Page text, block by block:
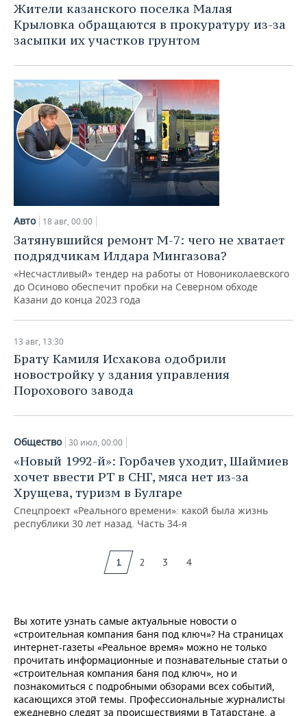
Жители казанского поселка Малая
Крыловка обращаются в прокуратуру из-за
засыпки их участков грунтом
Авто 18 авг, 00:00
Затянувшийся ремонт М-7: чего не хватает
подрядчикам Илдара Мингазова?
«Несчастливый» тендер на работы от Новониколаевского
до Осиново обеспечит пробки на Северном обходе
Казани до конца 2023 года
13 авг, 13:30
Брату Камиля Исхакова одобрили
новостройку у здания управления
Порохового завода
Общество 30 июл, 00:00
«Новый 1992-й»: Горбачев уходит, Шаймиев
хочет ввести РТ в СНГ, мяса нет из-за
Хрущева, туризм в Булгаре
Спецпроект «Реального времени»: какой была жизнь
республики 30 лет назад. Часть 34-я
1 2 3 4
Вы хотите узнать самые актуальные новости о
«строительная компания баня под ключ»? На страницах
интернет-газеты «Реальное время» можно не только
прочитать информационные и познавательные статьи о
«строительная компания баня под ключ», но и
познакомиться с подробными обзорами всех событий,
касающихся этой темы. Профессиональные журналисты
ежедневно следят за происшествиями в Татарстане, а